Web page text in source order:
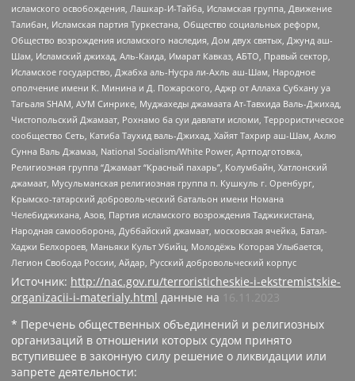
исламского освобождения, Лашкар-И-Тайба, Исламская группа, Движение
Талибан, Исламская партия Туркестана, Общество социальных реформ,
Общество возрождения исламского наследия, Дом двух святых, Джунд аш-
Шам, Исламский джихад, Аль-Каида, Имарат Кавказ, АБТО, Правый сектор,
Исламское государство, Джабха аль-Нусра ли-Ахль аш-Шам, Народное
ополчение имени К. Минина и Д. Пожарского, Аджр от Аллаха Субхану уа
Тагьаля SHAM, АУМ Синрике, Муджахеды джамаата Ат-Тавхида Валь-Джихад,
Чистопольский Джамаат, Рохнамо ба суи давлати исломи, Террористическое
сообщество Сеть, Катиба Таухид валь-Джихад, Хайят Тахрир аш-Шам, Ахлю
Сунна Валь Джамаа, National Socialism/White Power, Артподготовка,
Религиозная группа “Джамаат “Красный пахарь”, Колумбайн, Хатлонский
джамаат, Мусульманская религиозная группа п. Кушкуль г. Оренбург,
Крымско-татарский добровольческий батальон имени Номана
Челебиджихана, Азов, Партия исламского возрождения Таджикистана,
Народная самооборона, Дуббайский джамаат, московская ячейка, Батал-
Хаджи Белхороев, Маньяки Культ Убийц, Молодёжь Которая Улыбается,
Легион Свобода России, Айдар, Русский добровольческий корпус
Источник: http://nac.gov.ru/terroristicheskie-i-ekstremistskie-
organizacii-i-materialy.html данные на
16.11.2023
* Перечень общественных объединений и религиозных
организаций в отношении которых судом принято
вступившее в законную силу решение о ликвидации или
запрете деятельности: